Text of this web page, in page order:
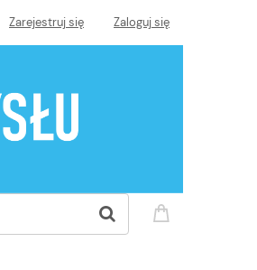
Zarejestruj się Zaloguj się